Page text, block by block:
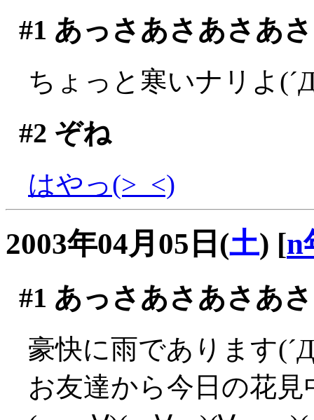
#1 あっさあさあさあ
ちょっと寒いナリよ
#2 ぞね
はやっ(>_<)
2003年04月05日(土) [n
#1 あっさあさあさあ
豪快に雨であります
お友達から今日の花